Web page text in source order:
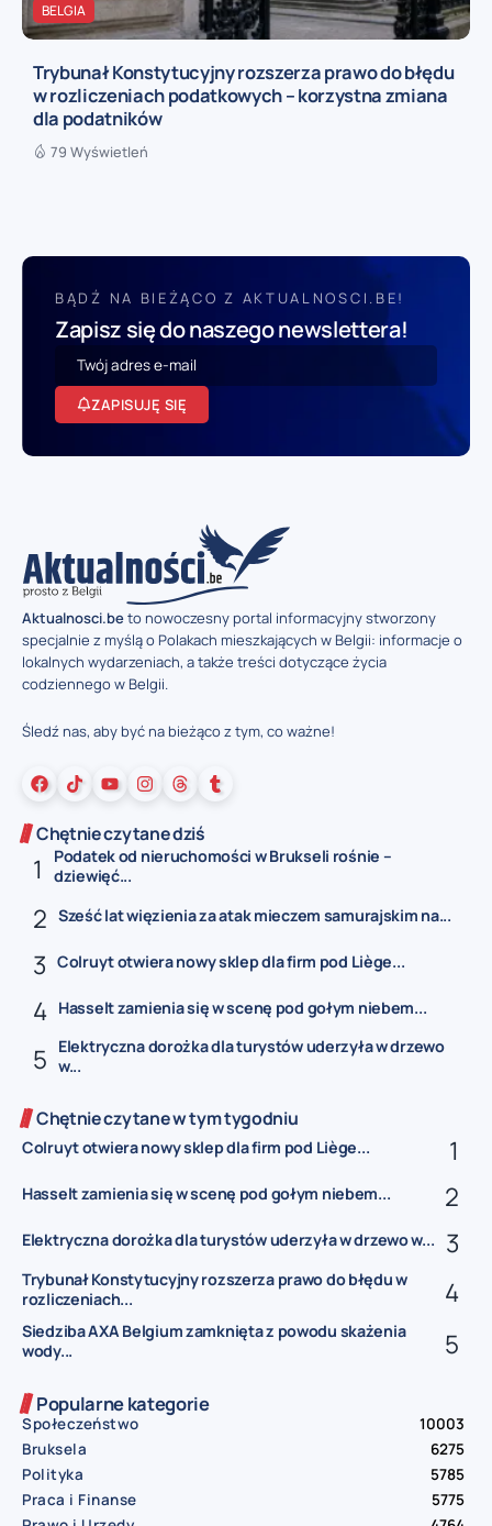
BELGIA
Trybunał Konstytucyjny rozszerza prawo do błędu
w rozliczeniach podatkowych – korzystna zmiana
dla podatników
79 Wyświetleń
BĄDŹ NA BIEŻĄCO Z AKTUALNOSCI.BE!
Zapisz się do naszego newslettera!
ZAPISUJĘ SIĘ
Aktualnosci.beto nowoczesny portal informacyjny stworzony
specjalnie z myślą o Polakach mieszkających w Belgii: informacje o
lokalnych wydarzeniach, a także treści dotyczące życia
codziennego w Belgii.
Śledź nas, aby być na bieżąco z tym, co ważne!
Chętnie czytane dziś
Podatek od nieruchomości w Brukseli rośnie –
dziewięć...
Sześć lat więzienia za atak mieczem samurajskim na...
Colruyt otwiera nowy sklep dla firm pod Liège...
Hasselt zamienia się w scenę pod gołym niebem...
Elektryczna dorożka dla turystów uderzyła w drzewo
w...
Chętnie czytane w tym tygodniu
Colruyt otwiera nowy sklep dla firm pod Liège...
Hasselt zamienia się w scenę pod gołym niebem...
Elektryczna dorożka dla turystów uderzyła w drzewo w...
Trybunał Konstytucyjny rozszerza prawo do błędu w
rozliczeniach...
Siedziba AXA Belgium zamknięta z powodu skażenia
wody...
Popularne kategorie
Społeczeństwo
10003
Bruksela
6275
Polityka
5785
Praca i Finanse
5775